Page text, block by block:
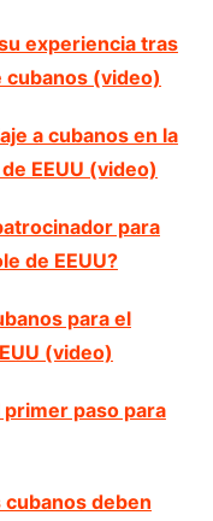
experiencia tras
cubanos (video)
a cubanos en la
EEUU (video)
para
de EEUU?
para el
(video)
paso para
deben